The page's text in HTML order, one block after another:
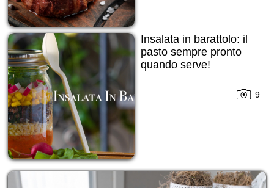
Insalata in barattolo: il
pasto sempre pronto
quando serve!
9